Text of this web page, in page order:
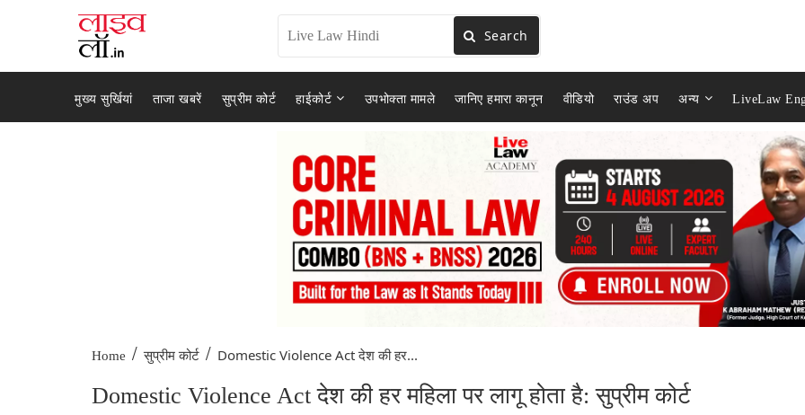
Search
मुख्य सुर्खियां ताजा खबरें सुप्रीम कोर्ट हाईकोर्ट उपभोक्ता मामले जानिए हमारा कानून वीडियो राउंड अप अन्य LiveLaw
Home / सुप्रीम कोर्ट / Domestic Violence Act देश की हर...
Domestic Violence Act देश की हर महिला पर लागू होता है: सुप्रीम कोर्ट